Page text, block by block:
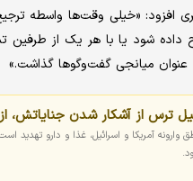
افزود: «خیلی وقت‌ها واسطه
شود یا با هر یک از طرفین
میانجی گفت‌وگوها گذاشت.»
ترس از آشکار شدن
آمریکا و اسرائیل، غذا و دارو تهدید